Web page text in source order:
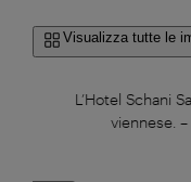
Visualizza tutte le
L’Hotel Schani
viennese. –